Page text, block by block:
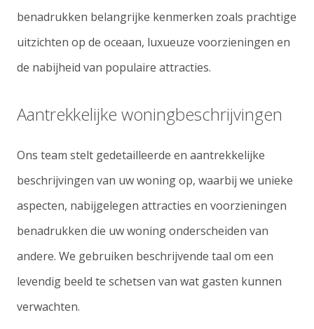
benadrukken belangrijke kenmerken zoals prachtige
uitzichten op de oceaan, luxueuze voorzieningen en
de nabijheid van populaire attracties.
Aantrekkelijke woningbeschrijvingen
Ons team stelt gedetailleerde en aantrekkelijke
beschrijvingen van uw woning op, waarbij we unieke
aspecten, nabijgelegen attracties en voorzieningen
benadrukken die uw woning onderscheiden van
andere. We gebruiken beschrijvende taal om een
levendig beeld te schetsen van wat gasten kunnen
verwachten.